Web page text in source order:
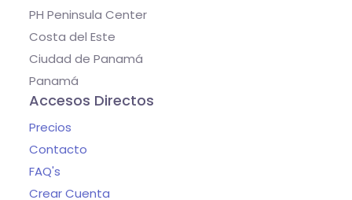
PH Peninsula Center
Costa del Este
Ciudad de Panamá
Panamá
Accesos Directos
Precios
Contacto
FAQ's
Crear Cuenta